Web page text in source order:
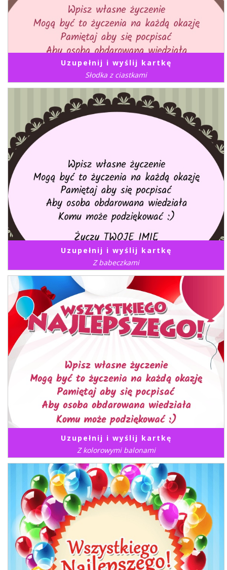
Uzupełnij i wyślij kartkę
Słodka z ciastkami
Uzupełnij i wyślij kartkę
Z babeczkami
Uzupełnij i wyślij kartkę
Z kolorowymi balonami